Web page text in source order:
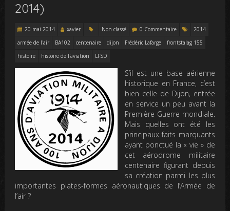
2014)
20 mai 2014 xavier Non classé 0 Commentaire
2014
armée de l'air
BA102 centenaire dijon Frédéric Lafarge
frontstalag 155
histoire
histoire de l'aviation LFSD
S’il est une base aérienne
historique en France, c’est
bien celle de Dijon, entrée
en service un peu avant la
Première Guerre mondiale.
Mais quelles ont été les
principaux faits marquants
ayant ponctué la « vie » de
cet aérodrome militaire
centenaire figurant depuis
sa création parmi les plus
importantes plates-formes aéronautiques de l’Armée de
l’air ?